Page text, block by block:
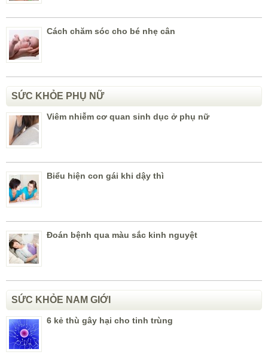
Cách chăm sóc cho bé nhẹ cân
SỨC KHỎE PHỤ NỮ
Viêm nhiễm cơ quan sinh dục ở phụ nữ
Biểu hiện con gái khi dậy thì
Đoán bệnh qua màu sắc kinh nguyệt
SỨC KHỎE NAM GIỚI
6 kẻ thù gây hại cho tinh trùng